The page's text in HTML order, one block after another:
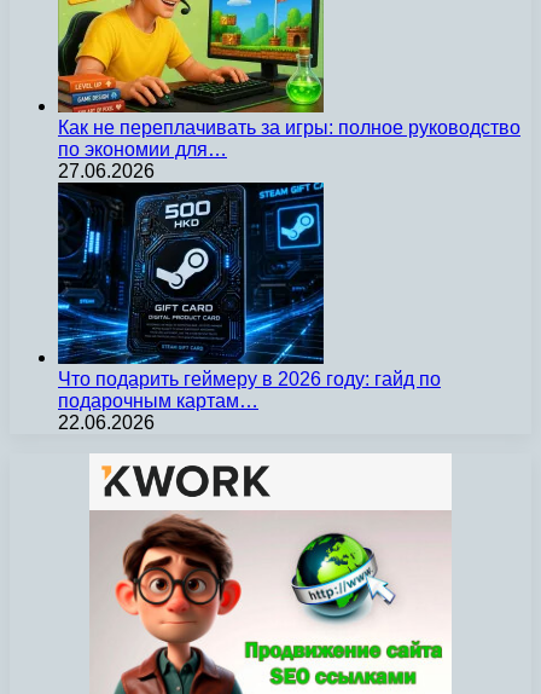
Как не переплачивать за игры: полное руководство
по экономии для…
27.06.2026
Что подарить геймеру в 2026 году: гайд по
подарочным картам…
22.06.2026